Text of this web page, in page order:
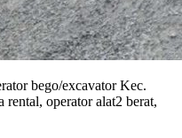
bego/excavator Kec.
operator alat2 berat,